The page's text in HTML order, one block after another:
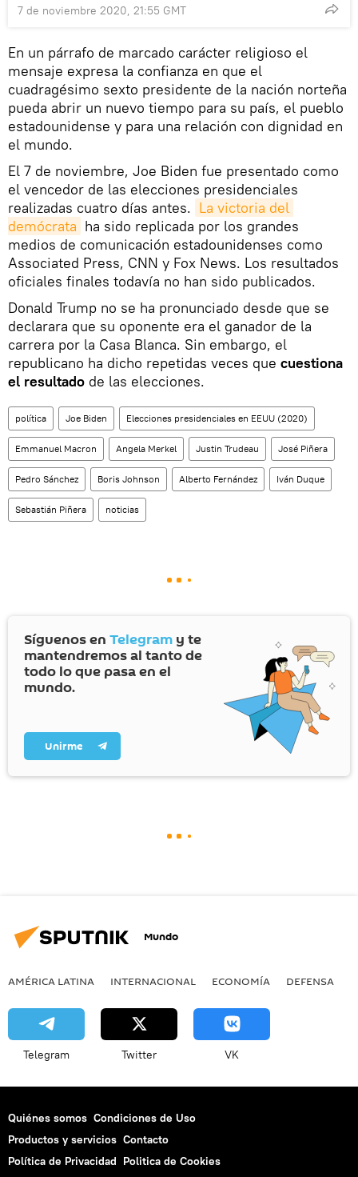
7 de noviembre 2020, 21:55 GMT
En un párrafo de marcado carácter religioso el
mensaje expresa la confianza en que el
cuadragésimo sexto presidente de la nación norteña
pueda abrir un nuevo tiempo para su país, el pueblo
estadounidense y para una relación con dignidad en
el mundo.
El 7 de noviembre, Joe Biden fue presentado como
el vencedor de las elecciones presidenciales
realizadas cuatro días antes. La victoria del
demócrata ha sido replicada por los grandes
medios de comunicación estadounidenses como
Associated Press, CNN y Fox News. Los resultados
oficiales finales todavía no han sido publicados.
Donald Trump no se ha pronunciado desde que se
declarara que su oponente era el ganador de la
carrera por la Casa Blanca. Sin embargo, el
republicano ha dicho repetidas veces que cuestiona
el resultado de las elecciones.
política Joe Biden Elecciones presidenciales en EEUU (2020)
Emmanuel Macron Angela Merkel Justin Trudeau José Piñera
Pedro Sánchez Boris Johnson Alberto Fernández Iván Duque
Sebastián Piñera noticias
Síguenos en Telegram y te
mantendremos al tanto de
todo lo que pasa en el
mundo.
Unirme
Mundo
AMÉRICA LATINA INTERNACIONAL ECONOMÍA DEFENSA
Telegram Twitter VK
Quiénes somos Condiciones de Uso
Productos y servicios Contacto
Política de Privacidad Politica de Cookies